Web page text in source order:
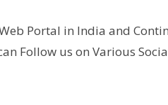
Portal in India and
Follow us on Various